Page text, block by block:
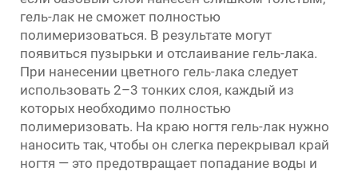
гель-лак не сможет полностью
полимеризоваться. В результате могут
появиться пузырьки и отслаивание гель-лака.
При нанесении цветного гель-лака следует
использовать 2–3 тонких слоя, каждый из
которых необходимо полностью
полимеризовать. На краю ногтя гель-лак нужно
наносить так, чтобы он слегка перекрывал край
ногтя — это предотвращает попадание воды и